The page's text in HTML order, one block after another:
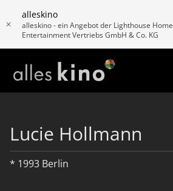
alleskino
alleskino - ein Angebot der Lighthouse Home
Entertainment Vertriebs GmbH & Co. KG
Lucie Hollmann
* 1993 Berlin